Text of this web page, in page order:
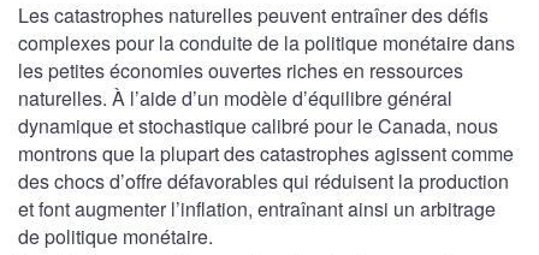
Les catastrophes naturelles peuvent entraîner des défis
complexes pour la conduite de la politique monétaire dans
les petites économies ouvertes riches en ressources
naturelles. À l’aide d’un modèle d’équilibre général
dynamique et stochastique calibré pour le Canada, nous
montrons que la plupart des catastrophes agissent comme
des chocs d’offre défavorables qui réduisent la production
et font augmenter l’inflation, entraînant ainsi un arbitrage
de politique monétaire.